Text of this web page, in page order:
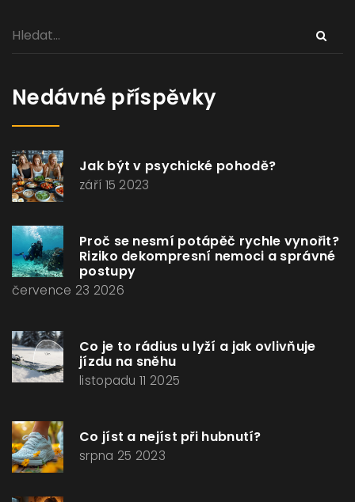
Nedávné příspěvky
Jak být v psychické pohodě?
září 15 2023
Proč se nesmí potápěč rychle vynořit?
Riziko dekompresní nemoci a správné
postupy
července 23 2026
Co je to rádius u lyží a jak ovlivňuje
jízdu na sněhu
listopadu 11 2025
Co jíst a nejíst při hubnutí?
srpna 25 2023